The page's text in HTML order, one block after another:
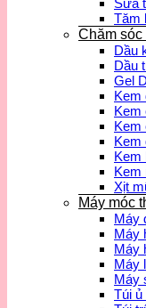
Sữa
Tăm
Chăm sóc
Dầu
Dầu
Gel
Kem
Kem
Kem
Kem
Kem
Kem
Xịt
Máy móc
Máy
Máy
Máy
Máy
Máy
Túi